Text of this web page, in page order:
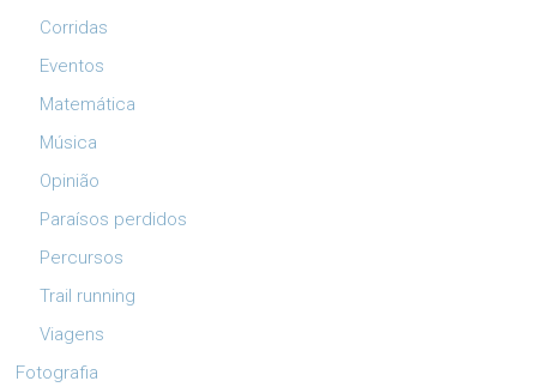
Corridas
Eventos
Matemática
Música
Opinião
Paraísos perdidos
Percursos
Trail running
Viagens
Fotografia